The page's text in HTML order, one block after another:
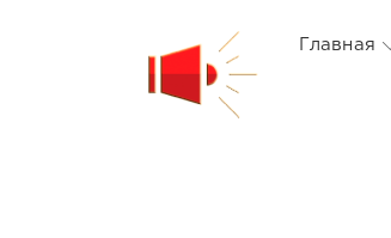
Главная